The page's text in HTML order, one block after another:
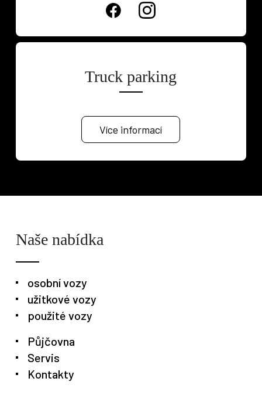
Truck parking
Více informací
Naše nabídka
osobní vozy
užitkové vozy
použité vozy
Půjčovna
Servis
Kontakty